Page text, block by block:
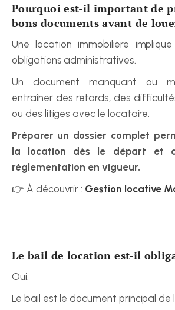
Pourquoi est-il important de
bons documents avant de
Une location immobilière
obligations administratives.
Un document manquant ou
entraîner des retards, des
ou des litiges avec le locataire.
Préparer un dossier complet
la location dès le départ et
réglementation en vigueur.
👉 À découvrir : Gestion locative
Le bail de location est-il
Oui.
Le bail est le document principal de